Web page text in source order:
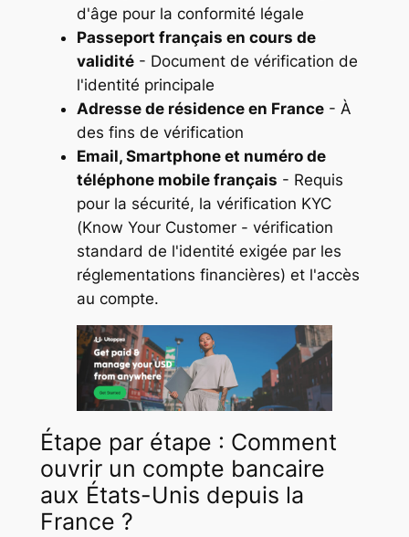
d'âge pour la conformité légale
Passeport français en cours de
validité- Document de vérification de
l'identité principale
Adresse de résidence en France- À
des fins de vérification
Email, Smartphone et numéro de
téléphone mobile français - Requis
pour la sécurité, la vérification KYC
(Know Your Customer - vérification
standard de l'identité exigée par les
réglementations financières) et l'accès
au compte.
Étape par étape : Comment
ouvrir un compte bancaire
aux États-Unis depuis la
France ?